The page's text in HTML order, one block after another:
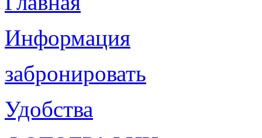
Информация
забронировать
Удобства